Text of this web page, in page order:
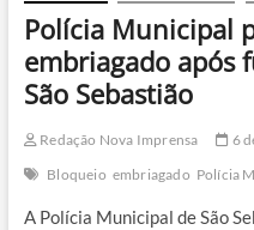
Polícia Municipal
embriagado após
São Sebastião
Redação Nova Imprensa
6
Bloqueio embriagado Polícia
A Polícia Municipal de São